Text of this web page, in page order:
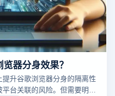
器分身效果？
升谷歌浏览器分身的隔离性
台关联的风险。但需要明确